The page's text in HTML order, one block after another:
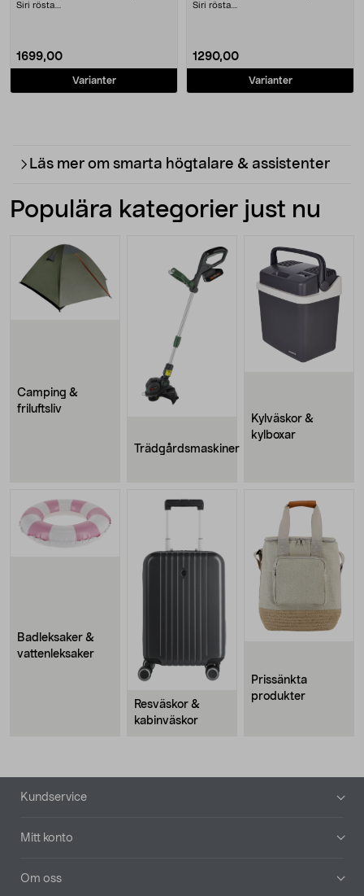
Siri rösta....
1699,00
Varianter
Siri rösta....
1290,00
Varianter
Läs mer om smarta högtalare & assistenter
Populära kategorier just nu
Camping &
friluftsliv
Trädgårdsmaskiner
Kylväskor &
kylboxar
Badleksaker &
vattenleksaker
Resväskor &
kabinväskor
Prissänkta
produkter
Sidfot
Kundservice
Mitt konto
Om oss